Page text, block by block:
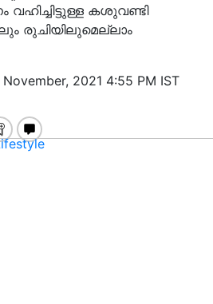
കശുവണ്ടി
രുചിയിലുമെല്ലാം
2021 4:55 PM IST